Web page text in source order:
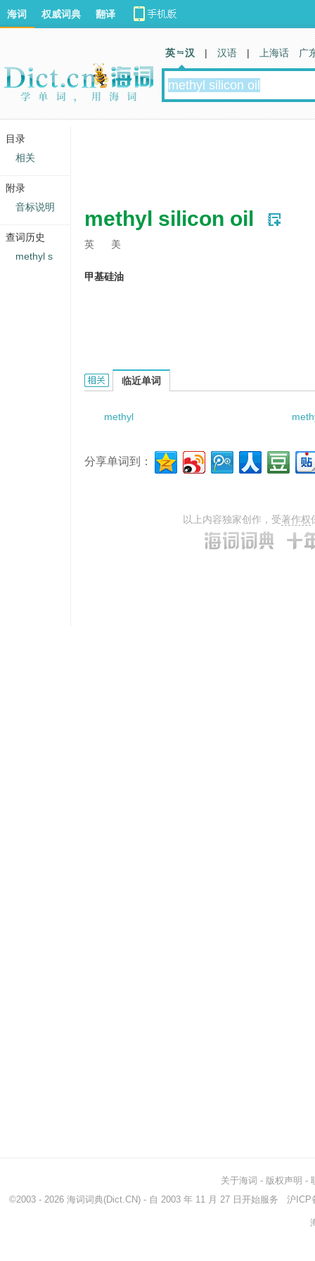
methyl silicon oil
英 美
甲基硅油
methyl silicon oil的相关资料：
临近单词
methyl
分享单词到：
以上内容独家创作，受著作权
海词 权威词典 翻译
英 汉 | 汉语 | 上海话 广
关于海词 - 版权声明 -
©2003 - 2026 海词词典(Dict.CN) - 自 2003 年 11 月 27 日开始服务 沪ICP
目录
相关
附录
音标说明
查词历史
methyl s